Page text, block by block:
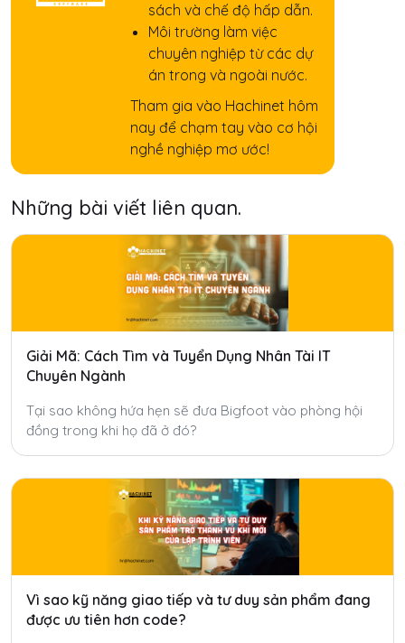
sách và chế độ hấp dẫn.
Môi trường làm việc
chuyên nghiệp từ các dự
án trong và ngoài nước.
Tham gia vào Hachinet hôm
nay để chạm tay vào cơ hội
nghề nghiệp mơ ước!
Những bài viết liên quan.
Giải Mã: Cách Tìm và Tuyển Dụng Nhân Tài IT
Chuyên Ngành
Tại sao không hứa hẹn sẽ đưa Bigfoot vào phòng hội
đồng trong khi họ đã ở đó?
Vì sao kỹ năng giao tiếp và tư duy sản phẩm đang
được ưu tiên hơn code?